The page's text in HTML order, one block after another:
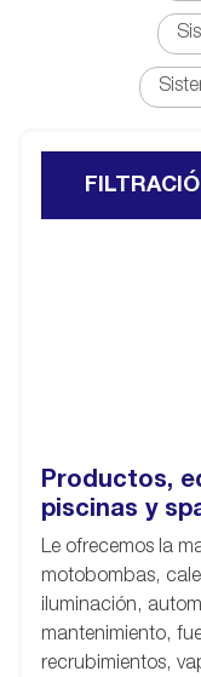
Productos,
piscinas y
Le ofrecemos la
motobombas,
iluminación,
mantenimiento,
recrubimientos,